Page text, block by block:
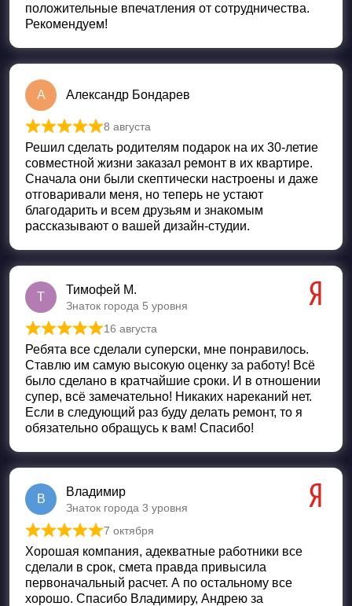
положительные впечатления от сотрудничества.
Рекомендуем!
А Александр Бондарев
Оценка 5из 5
8 августа
Решил сделать родителям подарок на их 30-летие
совместной жизни заказал ремонт в их квартире.
Сначала они были скептически настроены и даже
отговаривали меня, но теперь не устают
благодарить и всем друзьям и знакомым
рассказывают о вашей дизайн-студии.
Т
Тимофей М.
Знаток города 5 уровня
Оценка5 из 5
16 августа
Ребята все сделали суперски, мне понравилось.
Ставлю им самую высокую оценку за работу! Всё
было сделано в кратчайшие сроки. И в отношении
супер, всё замечательно! Никаких нареканий нет.
Если в следующий раз буду делать ремонт, то я
обязательно обращусь к вам! Спасибо!
В
Владимир
Знаток города 3 уровня
Оценка 5из 5
7 октября
Хорошая компания, адекватные работники все
сделали в срок, смета правда привысила
первоначальный расчет. А по остальному все
хорошо. Спасибо Владимиру, Андрею за